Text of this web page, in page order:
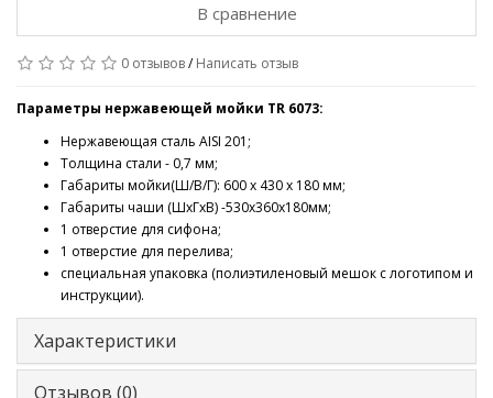
В сравнение
0 отзывов/Написать отзыв
Параметры нержавеющей мойки TR 6073:
Нержавеющая сталь AISI 201;
Толщина стали - 0,7 мм;
Габариты мойки(Ш/В/Г): 600 х 430 x 180 мм;
Габариты чаши (ШхГхВ) -530х360х180мм;
1 отверстие для сифона;
1 отверстие для перелива;
специальная упаковка (полиэтиленовый мешок с логотипом и
инструкции).
Характеристики
Отзывов (0)